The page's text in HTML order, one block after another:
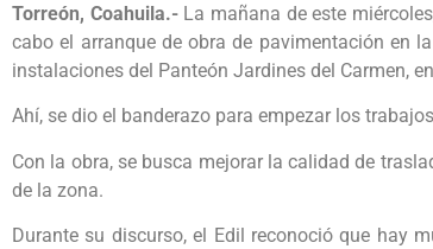
Torreón, Coahuila.-La mañana de este
cabo el arranque de obra de pavimentación en
instalaciones del Panteón Jardines del Carmen,
Ahí, se dio el banderazo para empezar los
Con la obra, se busca mejorar la calidad de
de la zona.
Durante su discurso, el Edil reconoció que hay